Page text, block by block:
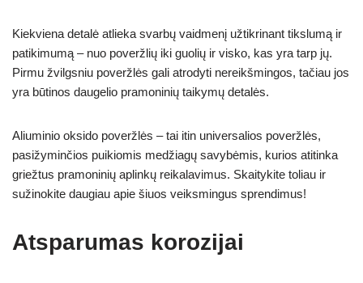
Kiekviena detalė atlieka svarbų vaidmenį užtikrinant tikslumą ir
patikimumą – nuo poveržlių iki guolių ir visko, kas yra tarp jų.
Pirmu žvilgsniu poveržlės gali atrodyti nereikšmingos, tačiau jos
yra būtinos daugelio pramoninių taikymų detalės.
Aliuminio oksido poveržlės – tai itin universalios poveržlės,
pasižyminčios puikiomis medžiagų savybėmis, kurios atitinka
griežtus pramoninių aplinkų reikalavimus. Skaitykite toliau ir
sužinokite daugiau apie šiuos veiksmingus sprendimus!
Atsparumas korozijai